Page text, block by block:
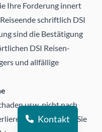
Ihre Forderung innert
schriftlich DSI
sind die Bestätigung
DSI Reisen-
und allfällige
usw. nicht nach
und verwirken Sie
Kontakt